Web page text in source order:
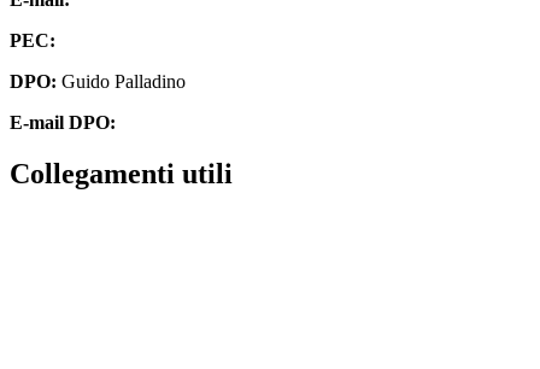
PEC:
DPO: Guido Palladino
E-mail DPO:
collegamenti utili